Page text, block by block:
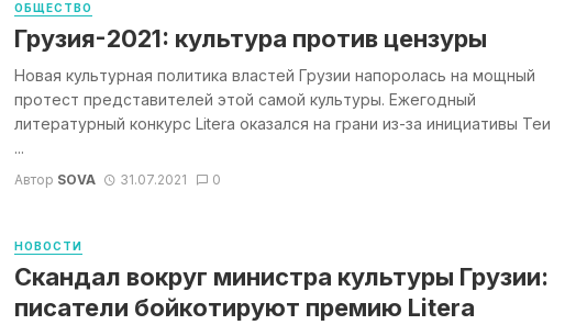
ОБЩЕСТВО
Грузия-2021: культура против цензуры
Новая культурная политика властей Грузии напоролась на мощный
протест представителей этой самой культуры. Ежегодный
литературный конкурс Litera оказался на грани из-за инициативы Теи
...
Автор SOVA 31.07.2021 0
НОВОСТИ
Скандал вокруг министра культуры Грузии:
писатели бойкотируют премию Litera